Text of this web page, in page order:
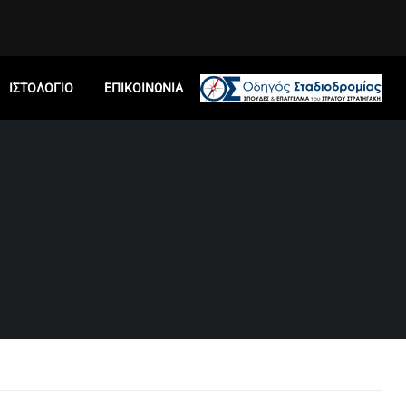
ΙΣΤΟΛΟΓΙΟ ΕΠΙΚΟΙΝΩΝΙΑ